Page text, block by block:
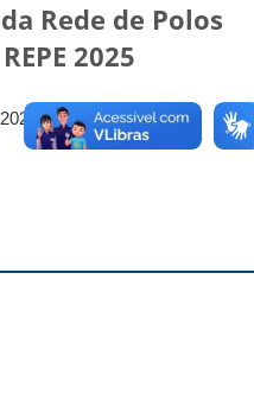
Rede de Polos
2025